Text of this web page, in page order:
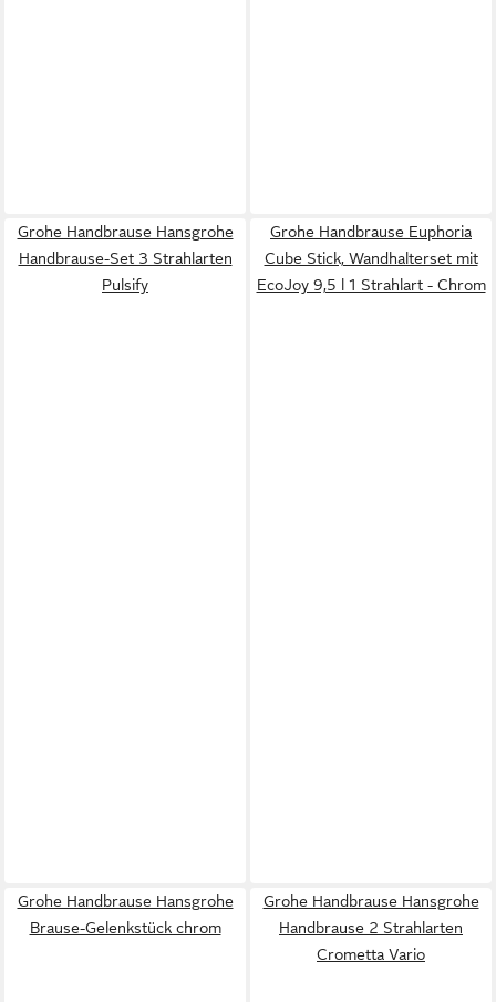
Grohe Handbrause Hansgrohe
Handbrause-Set 3 Strahlarten
Pulsify
Grohe Handbrause Euphoria
Cube Stick, Wandhalterset mit
EcoJoy 9,5 l 1 Strahlart - Chrom
Grohe Handbrause Hansgrohe
Brause-Gelenkstück chrom
Grohe Handbrause Hansgrohe
Handbrause 2 Strahlarten
Crometta Vario